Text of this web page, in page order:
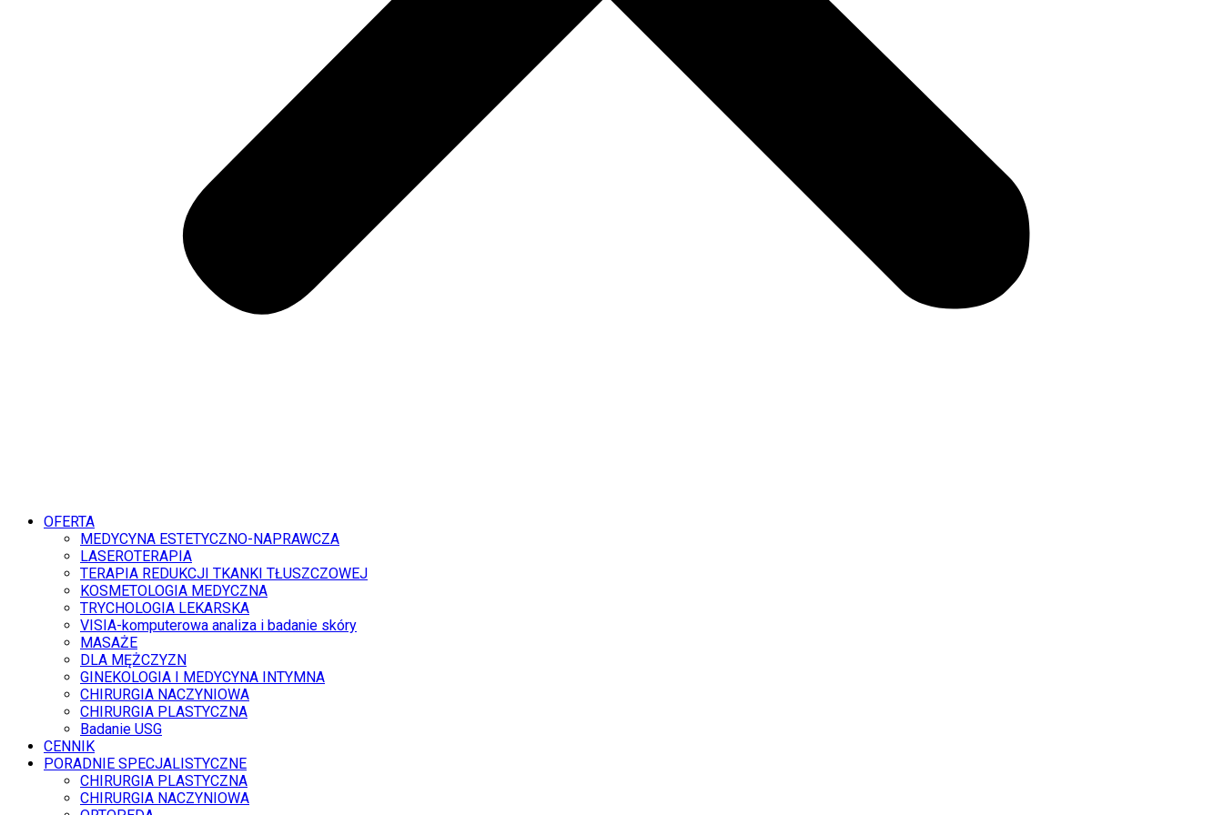
OFERTA
MEDYCYNA ESTETYCZNO-NAPRAWCZA
LASEROTERAPIA
TERAPIA REDUKCJI TKANKI TŁUSZCZOWEJ
KOSMETOLOGIA MEDYCZNA
TRYCHOLOGIA LEKARSKA
VISIA-komputerowa analiza i badanie skóry
MASAŻE
DLA MĘŻCZYZN
GINEKOLOGIA I MEDYCYNA INTYMNA
CHIRURGIA NACZYNIOWA
CHIRURGIA PLASTYCZNA
Badanie USG
CENNIK
PORADNIE SPECJALISTYCZNE
CHIRURGIA PLASTYCZNA
CHIRURGIA NACZYNIOWA